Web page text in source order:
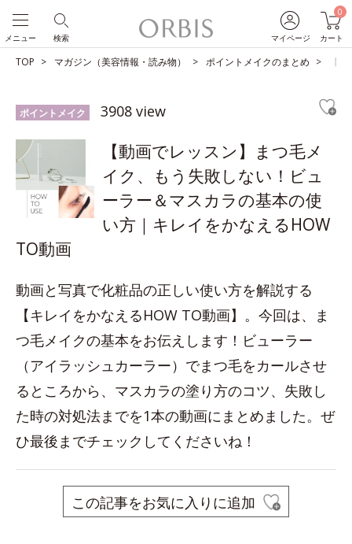
マイページ
0
カート
検索
メニュー
TOP マガジン（美容情報・読み物） ポイントメイクのまとめ 【
ポイントメイク 3908 view
【動画でレッスン】まつ毛メ
イク、もう失敗しない！ビュ
ーラー＆マスカラの基本の使
い方｜キレイをかなえるHOW
TO動画
動画と写真で化粧品の正しい使い方を解説する
【キレイをかなえるHOW TO動画】。今回は、ま
つ毛メイクの基本をお伝えします！ビューラー
（アイラッシュカーラー）でまつ毛をカールさせ
るところから、マスカラの塗り方のコツ、失敗し
た時の対処法までを1本の動画にまとめました。ぜ
ひ最後までチェックしてくださいね！
この記事をお気に入りに追加